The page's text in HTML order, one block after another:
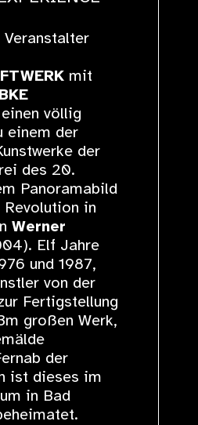
mit
einen völlig
einem der
der
des 20.
Panoramabild
Revolution in
Werner
Elf Jahre
und 1987,
von der
Fertigstellung
großen Werk,
der
ist dieses im
in Bad